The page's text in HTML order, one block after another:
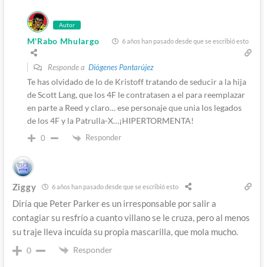
Autor
M'Rabo Mhulargo 6 años han pasado desde que se escribió esto
Responde a Diógenes Pantarújez
Te has olvidado de lo de Kristoff tratando de seducir a la hija
de Scott Lang, que los 4F le contratasen a el para reemplazar
en parte a Reed y claro… ese personaje que unia los legados
de los 4F y la Patrulla-X…¡HIPERTORMENTA!
0 Responder
Ziggy 6 años han pasado desde que se escribió esto
Diría que Peter Parker es un irresponsable por salir a
contagiar su resfrío a cuanto villano se le cruza, pero al menos
su traje lleva incuída su propia mascarilla, que mola mucho.
0 Responder